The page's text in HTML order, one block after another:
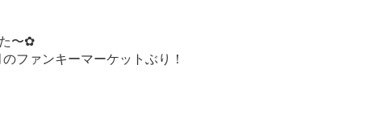
〜✿
ファンキーマーケットぶり！